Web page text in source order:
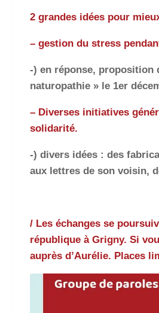
2 grandes idées pour
– gestion du stress
-) en réponse, proposition
naturopathie » le 1er
– Diverses initiatives
solidarité.
-) divers idées : des
aux lettres de son voisin,
/ Les échanges se
république à Grigny. Si
auprès d’Aurélie. Places